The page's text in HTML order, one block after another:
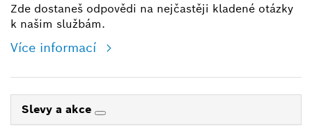
Zde dostaneš odpovědi na nejčastěji kladené otázky
k našim službám.
Více informací
Slevy a akce